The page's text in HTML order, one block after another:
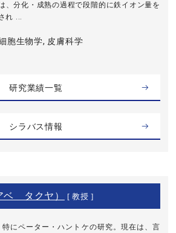
、分化・成熟の過程で段階的に鉄イオン量を
れ ...
胞生物学, 皮膚科学
研究業績一覧
シラバス情報
タクヤ） [ 教授 ]
特にペーター・ハントケの研究。現在は、言